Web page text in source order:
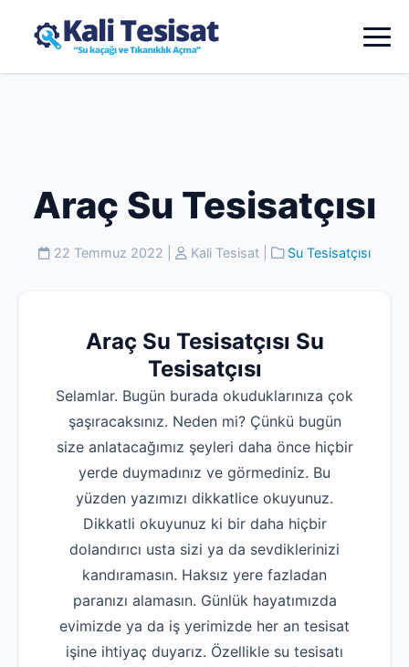
Araç Su Tesisatçısı
22 Temmuz 2022 Kali Tesisat Su Tesisatçısı
Araç Su Tesisatçısı Su
Tesisatçısı
Selamlar. Bugün burada okuduklarınıza çok
şaşıracaksınız. Neden mi? Çünkü bugün
size anlatacağımız şeyleri daha önce hiçbir
yerde duymadınız ve görmediniz. Bu
yüzden yazımızı dikkatlice okuyunuz.
Dikkatli okuyunuz ki bir daha hiçbir
dolandırıcı usta sizi ya da sevdiklerinizi
kandıramasın. Haksız yere fazladan
paranızı alamasın. Günlük hayatımızda
evimizde ya da iş yerimizde her an tesisat
işine ihtiyaç duyarız. Özellikle su tesisatı